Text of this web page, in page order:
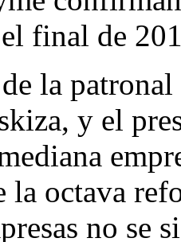
final de
la
y el
la octava
no se